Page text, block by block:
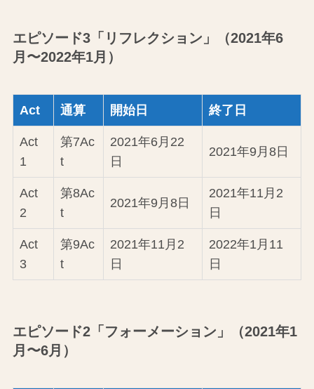
エピソード3「リフレクション」（2021年6
月〜2022年1月）
Act 通算 開始日 終了日
Act
1
第7Ac
t
2021年6月22
日
2021年9月8日
Act
2
第8Ac
t
2021年9月8日
2021年11月2
日
Act
3
第9Ac
t
2021年11月2
日
2022年1月11
日
エピソード2「フォーメーション」（2021年1
月〜6月）